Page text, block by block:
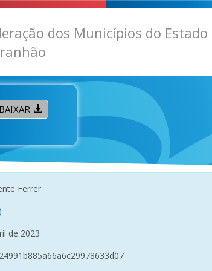
dos Municípios do Estado
BAIXAR
Ferrer
de 2023